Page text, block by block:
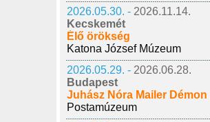
2026.05.30. - 2026.11.14.
Kecskemét
Élő örökség
Katona József Múzeum
2026.05.29. - 2026.06.28.
Budapest
Juhász Nóra Mailer Démon
Postamúzeum